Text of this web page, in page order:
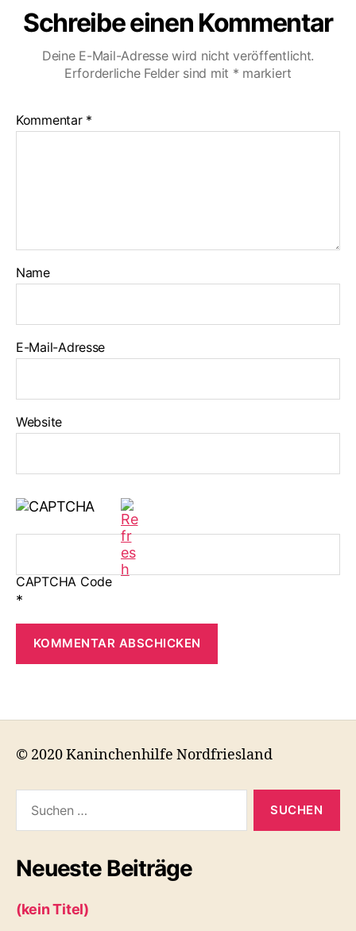
Schreibe einen Kommentar
Deine E-Mail-Adresse wird nicht veröffentlicht.
Erforderliche Felder sind mit * markiert
Kommentar *
Name
E-Mail-Adresse
Website
CAPTCHA Code
*
© 2020 Kaninchenhilfe Nordfriesland
nach:
Neueste Beiträge
(kein Titel)